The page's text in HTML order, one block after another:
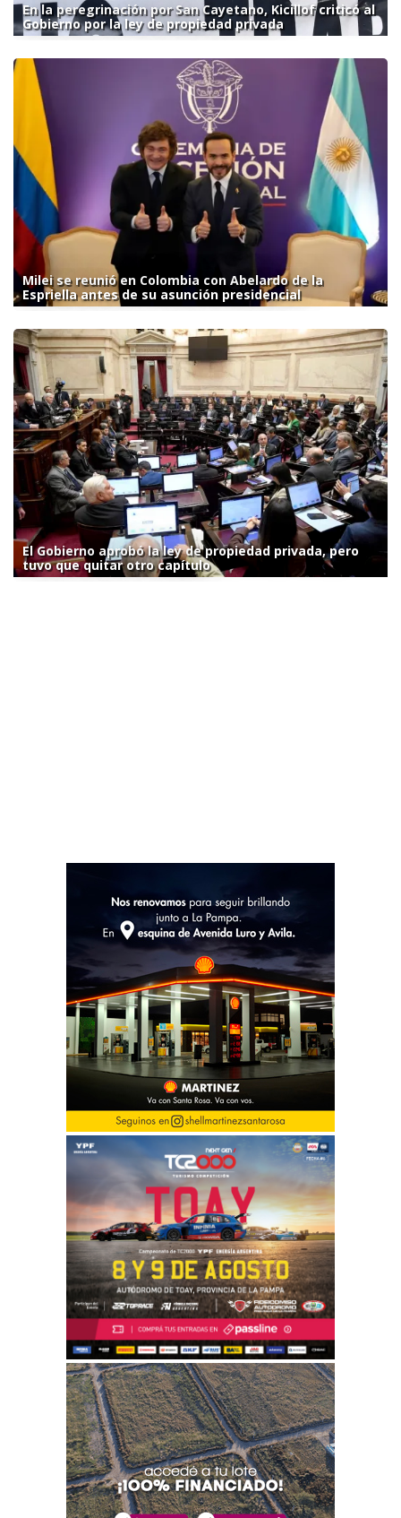
En la peregrinación por San Cayetano, Kicillof criticó al
Gobierno por la ley de propiedad privada
Milei se reunió en Colombia con Abelardo de la
Espriella antes de su asunción presidencial
El Gobierno aprobó la ley de propiedad privada, pero
tuvo que quitar otro capítulo